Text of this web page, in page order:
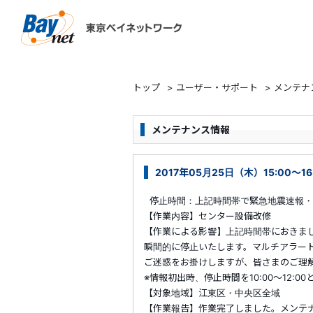
トップ > ユーザー・サポート > メンテ
メンテナンス情報
2017年05月25日（木）15:00～
停止時間：上記時間帯で緊急地震速報
【作業内容】センター設備改修
【作業による影響】上記時間帯におき
瞬間的に停止いたします。マルチアラー
ご迷惑をお掛けしますが、皆さまのご理
※情報初出時、停止時間を10:00～12:00
【対象地域】江東区・中央区全域
【作業報告】作業完了しました。メン